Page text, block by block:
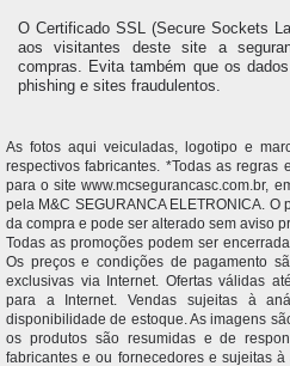
O Certificado SSL (Secure Sockets
aos visitantes deste site a
compras. Evita também que os
phishing e sites fraudulentos.
As fotos aqui veiculadas, logotipo e
respectivos fabricantes. *Todas as regras
para o site www.mcsegurancasc.com.br,
pela M&C SEGURANCA ELETRONICA.
da compra e pode ser alterado sem aviso
Todas as promoções podem ser
Os preços e condições de pagamento
exclusivas via Internet. Ofertas válidas
para a Internet. Vendas sujeitas à
disponibilidade de estoque. As imagens
os produtos são resumidas e de
fabricantes e ou fornecedores e sujeitas